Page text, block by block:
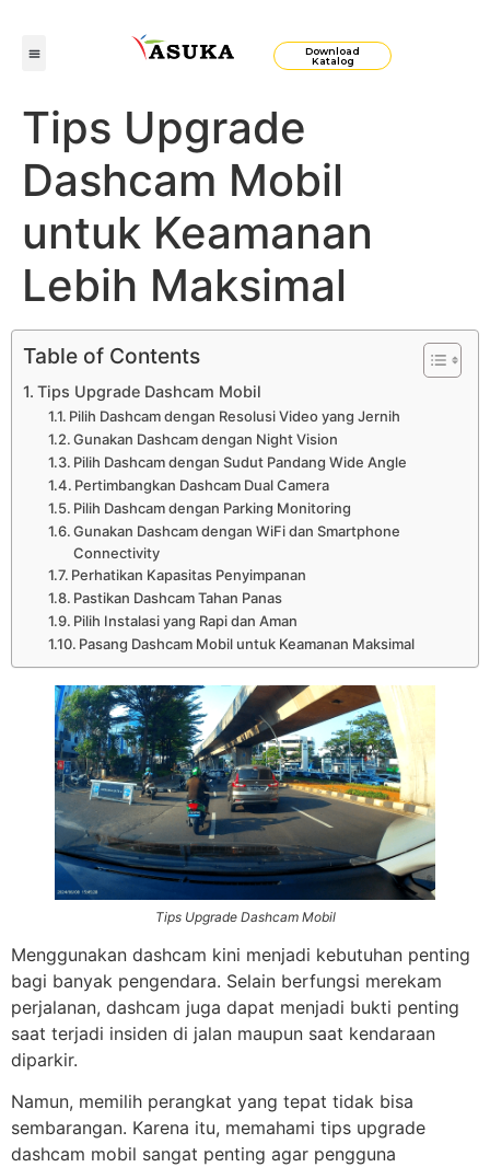
Download
Katalog
Tips Upgrade
Dashcam Mobil
untuk Keamanan
Lebih Maksimal
Table of Contents
Tips Upgrade Dashcam Mobil
Pilih Dashcam dengan Resolusi Video yang Jernih
Gunakan Dashcam dengan Night Vision
Pilih Dashcam dengan Sudut Pandang Wide Angle
Pertimbangkan Dashcam Dual Camera
Pilih Dashcam dengan Parking Monitoring
Gunakan Dashcam dengan WiFi dan Smartphone
Connectivity
Perhatikan Kapasitas Penyimpanan
Pastikan Dashcam Tahan Panas
Pilih Instalasi yang Rapi dan Aman
Pasang Dashcam Mobil untuk Keamanan Maksimal
Tips Upgrade Dashcam Mobil
Menggunakan dashcam kini menjadi kebutuhan penting
bagi banyak pengendara. Selain berfungsi merekam
perjalanan, dashcam juga dapat menjadi bukti penting
saat terjadi insiden di jalan maupun saat kendaraan
diparkir.
Namun, memilih perangkat yang tepat tidak bisa
sembarangan. Karena itu, memahami tips upgrade
dashcam mobil sangat penting agar pengguna